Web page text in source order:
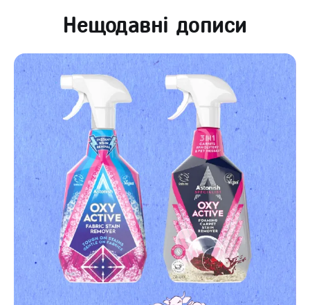
Нещодавні дописи